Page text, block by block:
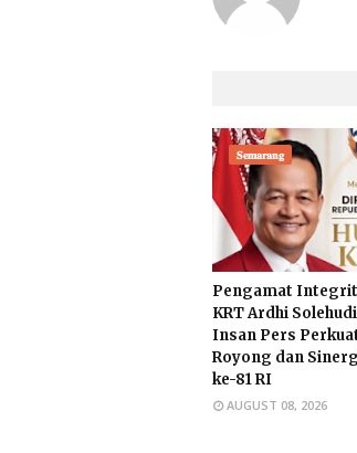
𝐒𝐞𝐦𝐚𝐫𝐚𝐧𝐠
Pengamat
KRT Ardhi
Insan Pers
Royong dan
ke-81 RI
AUGUST 08, 2026